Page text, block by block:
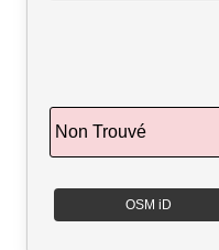
Non Trouvé
OSM iD